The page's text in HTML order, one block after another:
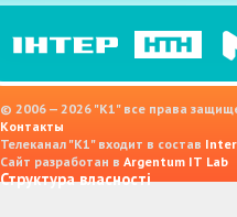
© 2006 — 2026 "K1" все права
Контакты
Телеканал "К1" входит в состав
Сайт разработан в Argentum IT Lab
Структура власності